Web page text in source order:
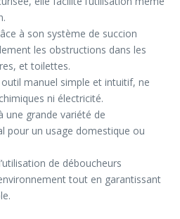
à son système de succion
les obstructions dans les
et toilettes.
manuel simple et intuitif, ne
ni électricité.
une grande variété de
pour un usage domestique ou
de déboucheurs
tout en garantissant